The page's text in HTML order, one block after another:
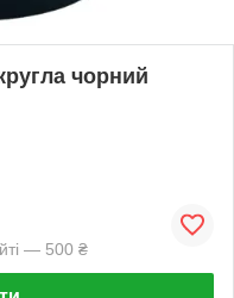
чорний
— 500 ₴